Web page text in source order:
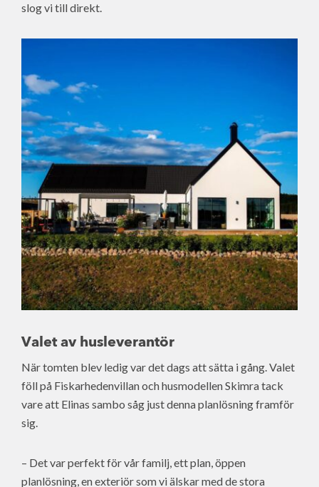
slog vi till direkt.
Valet av husleverantör
När tomten blev ledig var det dags att sätta i gång. Valet
föll på Fiskarhedenvillan och husmodellen Skimra tack
vare att Elinas sambo såg just denna planlösning framför
sig.
– Det var perfekt för vår familj, ett plan, öppen
planlösning, en exteriör som vi älskar med de stora